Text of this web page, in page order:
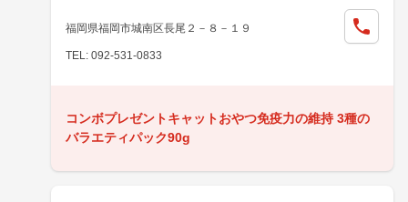
福岡県福岡市城南区長尾２－８－１９
TEL: 092-531-0833
コンボプレゼントキャットおやつ免疫力の維持 3種の
バラエティパック90g